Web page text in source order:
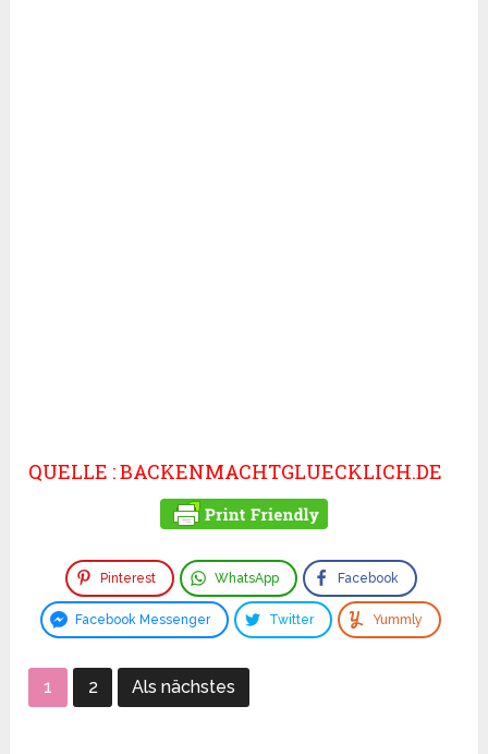
QUELLE : BACKENMACHTGLUECKLICH.DE
Pinterest WhatsApp Facebook
Facebook Messenger Twitter Yummly
1 2 Als nächstes